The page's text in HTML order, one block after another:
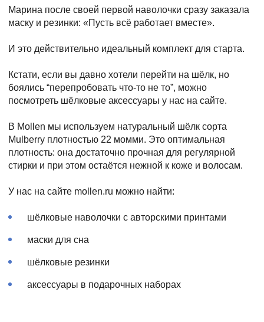
Марина после своей первой наволочки сразу заказала
маску и резинки: «Пусть всё работает вместе».
И это действительно идеальный комплект для старта.
Кстати, если вы давно хотели перейти на шёлк, но
боялись “перепробовать что-то не то”, можно
посмотреть шёлковые аксессуары у нас на сайте.
В Mollen мы используем натуральный шёлк сорта
Mulberry плотностью 22 момми. Это оптимальная
плотность: она достаточно прочная для регулярной
стирки и при этом остаётся нежной к коже и волосам.
У нас на сайте mollen.ru можно найти:
шёлковые наволочки с авторскими принтами
маски для сна
шёлковые резинки
аксессуары в подарочных наборах